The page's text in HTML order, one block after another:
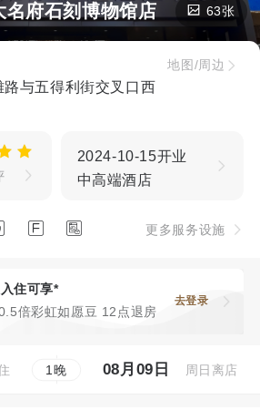
府石刻博物馆店 63张
与五得利街交叉口西
地图/周边
2024-10-15开业
中高端酒店
  更多服务设施
住可享*
倍彩虹如愿豆 12点退房
去登录
1晚 08月09日 周日离店